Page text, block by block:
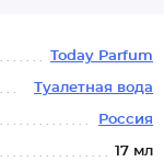
Today Parfum
Туалетная вода
Россия
17 мл